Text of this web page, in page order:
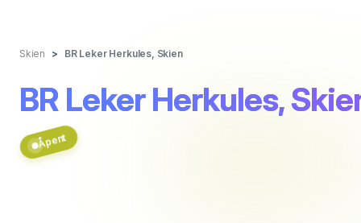
Skien BR Leker Herkules, Skien
BR Leker Herkules,
Åpent